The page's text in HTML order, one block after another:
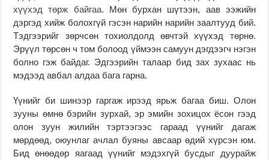
хүүхэд төрж байгаа. Мөн бурхан шүтээн, аав ээжийн
дэргэд хийж болохгүй гэсэн нарийн нарийн заалтууд бий.
Тэдгээрийг зөрчсөн тохиолдолд өвчтэй хүүхэд төрнө.
Эрүүл төрсөн ч том болоод үймээн самуун дэгдээгч нэгэн
болно гэж байдаг. Эдгээрийн талаар бид зах зухаас нь
мэдээд авбал алдаа бага гарна.
Үүнийг би шинээр гаргаж ирээд ярьж багаа биш. Олон
зууны өмнө бэрийн зурхай, эр эмийн зохицох ёсон гээд
олон зуун жилийн тэртээгээс гараад үүнийг дагаж
мөрдөөд, оюунлаг ачлал буяны авсаар өдий хүрсэн юм.
Бид өнөөдөр яагаад үүнийг мэдэхгүй бусдыг дуурайж